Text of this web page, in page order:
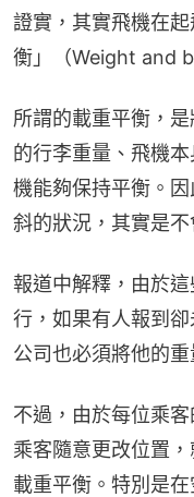
證實，其實飛機在
衡」（Weight and
所謂的載重平衡，
的行李重量、飛機
機能夠保持平衡。
斜的狀況，其實是不
報道中解釋，由於
行，如果有人報到
公司也必須將他的重
不過，由於每位乘
乘客隨意更改位置
載重平衡。特別是